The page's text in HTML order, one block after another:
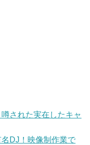
された実在したキャ
DJ！映像制作業で